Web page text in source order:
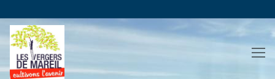
Aller
au
contenu